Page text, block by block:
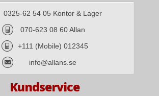
0325-62 54 05 Kontor & Lager
070-623 08 60 Allan
+111 (Mobile) 012345
info@allans.se
Kundservice